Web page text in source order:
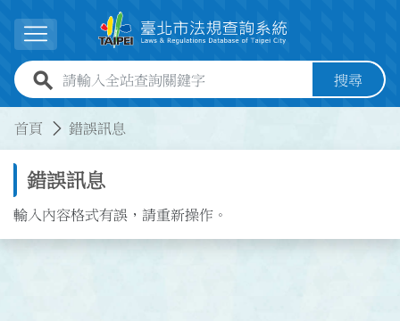
展開選單
全站查詢關鍵字欄位 搜尋
首頁 錯誤訊息
錯誤訊息
輸入內容格式有誤，請重新操作。